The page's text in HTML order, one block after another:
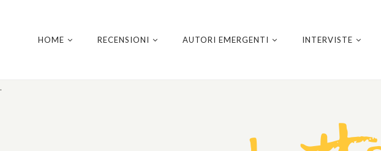
.
HOME RECENSIONI AUTORI EMERGENTI INTERVISTE